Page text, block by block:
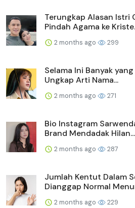
Terungkap Alasan Istri
Pindah Agama ke
2 months ago 299
Selama Ini Banyak
Ungkap Arti Nama...
2 months ago 271
Bio Instagram
Brand Mendadak Hilan...
2 months ago 287
Jumlah Kentut Dalam
Dianggap Normal
2 months ago 229